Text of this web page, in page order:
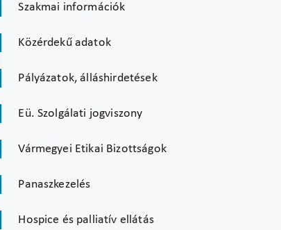
Szakmai információk
Közérdekű adatok
Pályázatok, álláshirdetések
Eü. Szolgálati jogviszony
Vármegyei Etikai Bizottságok
Panaszkezelés
Hospice és palliatív ellátás